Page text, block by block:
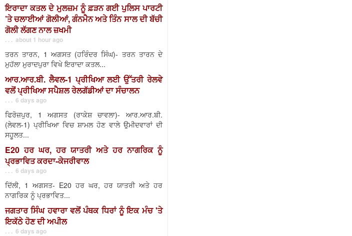
ਇਰਾਦਾ ਕਤਲ ਦੇ ਮੁਲਜ਼ਮ ਨੂੰ ਫ਼ੜਨ ਗਈ ਪੁਲਿਸ ਪਾਰਟੀ
’ਤੇ ਚਲਾਈਆਂ ਗੋਲੀਆਂ, ਗੰਨਮੈਨ ਅਤੇ ਤਿੰਨ ਸਾਲ ਦੀ ਬੱਚੀ
ਗੋਲੀ ਲੱਗਣ ਨਾਲ ਜ਼ਖਮੀ
. . . about 1 hour ago
ਤਰਨ ਤਾਰਨ, 1 ਅਗਸਤ (ਹਰਿੰਦਰ ਸਿੰਘ)- ਤਰਨ ਤਾਰਨ ਦੇ
ਮੁਹੱਲਾ ਮੁਰਾਦਪੁਰਾ ਵਿਖੇ ਇਰਾਦਾ ਕਤਲ...
ਆਰ.ਆਰ.ਬੀ. ਲੈਵਲ-1 ਪ੍ਰੀਖਿਆ ਲਈ ਉੱਤਰੀ ਰੇਲਵੇ
ਵਲੋਂ ਪ੍ਰੀਖਿਆ ਸਪੈਸ਼ਲ ਰੇਲਗੱਡੀਆਂ ਦਾ ਸੰਚਾਲਨ
. . . 6 days ago
ਫਿਰੋਜ਼ਪੁਰ, 1 ਅਗਸਤ (ਰਾਕੇਸ਼ ਚਾਵਲਾ)- ਆਰ.ਆਰ.ਬੀ.
(ਲੇਵਲ-1) ਪ੍ਰੀਖਿਆ ਵਿਚ ਸ਼ਾਮਲ ਹੋਣ ਵਾਲੇ ਉਮੀਦਵਾਰਾਂ ਦੀ
ਸਹੂਲਤ...
E20 ਹਰ ਘਰ, ਹਰ ਯਾਤਰੀ ਅਤੇ ਹਰ ਨਾਗਰਿਕ ਨੂੰ
ਪ੍ਰਭਾਵਿਤ ਕਰਦਾ-ਕੇਜਰੀਵਾਲ
. . . 6 days ago
ਦਿੱਲੀ, 1 ਅਗਸਤ- E20 ਹਰ ਘਰ, ਹਰ ਯਾਤਰੀ ਅਤੇ ਹਰ
ਨਾਗਰਿਕ ਨੂੰ ਪ੍ਰਭਾਵਿਤ...
ਜਗਤਾਰ ਸਿੰਘ ਹਵਾਰਾ ਵਲੋਂ ਪੰਥਕ ਧਿਰਾਂ ਨੂੰ ਇਕ ਮੰਚ 'ਤੇ
ਇਕੱਠੇ ਹੋਣ ਦੀ ਅਪੀਲ
. . . 6 days ago